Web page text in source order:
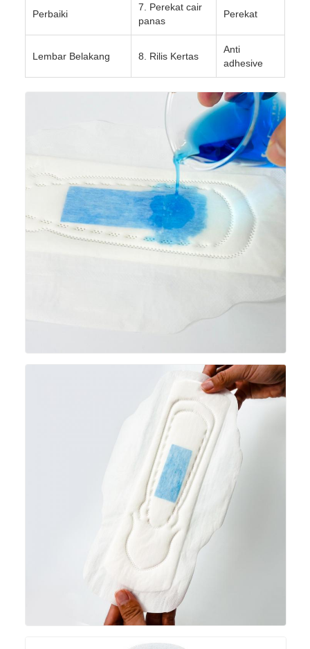
Perbaiki
7. Perekat cair
panas
Perekat
Lembar Belakang 8. Rilis Kertas
Anti
adhesive